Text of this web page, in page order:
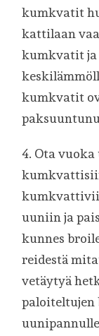
kumkvatit
kattilaan
kumkvatit ja
kumkvatit
4. Ota
uuniin ja
kunnes
reidestä
vetäytyä
paloiteltujen